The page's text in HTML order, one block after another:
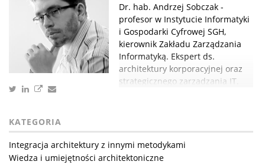
Dr. hab. Andrzej Sobczak -
profesor w Instytucie Informatyki
i Gospodarki Cyfrowej SGH,
kierownik Zakładu Zarządzania
Informatyką. Ekspert ds.
architektury korporacyjnej oraz
strategicznego zarządzania IT.
KATEGORIA
Integracja architektury z innymi metodykami
Wiedza i umiejętności architektoniczne